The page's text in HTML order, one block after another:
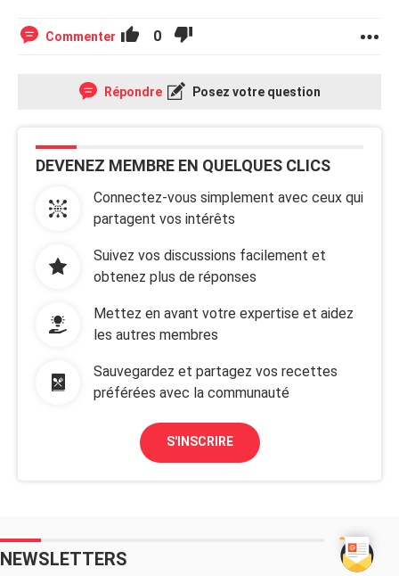
Commenter 0
Répondre Posez votre question
DEVENEZ MEMBRE EN QUELQUES CLICS
Connectez-vous simplement avec ceux qui
partagent vos intérêts
Suivez vos discussions facilement et
obtenez plus de réponses
Mettez en avant votre expertise et aidez
les autres membres
Sauvegardez et partagez vos recettes
préférées avec la communauté
S'INSCRIRE
NEWSLETTERS